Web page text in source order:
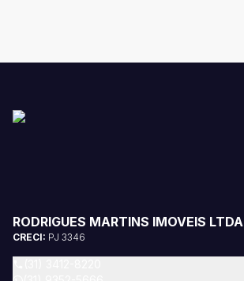
RODRIGUES MARTINS IMOVEIS LTDA
CRECI: PJ 3346